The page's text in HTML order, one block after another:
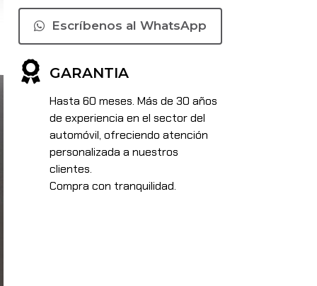
Escríbenos al WhatsApp
GARANTIA
Hasta 60 meses. Más de 30 años
de experiencia en el sector del
automóvil, ofreciendo atención
personalizada a nuestros
clientes.
Compra con tranquilidad.